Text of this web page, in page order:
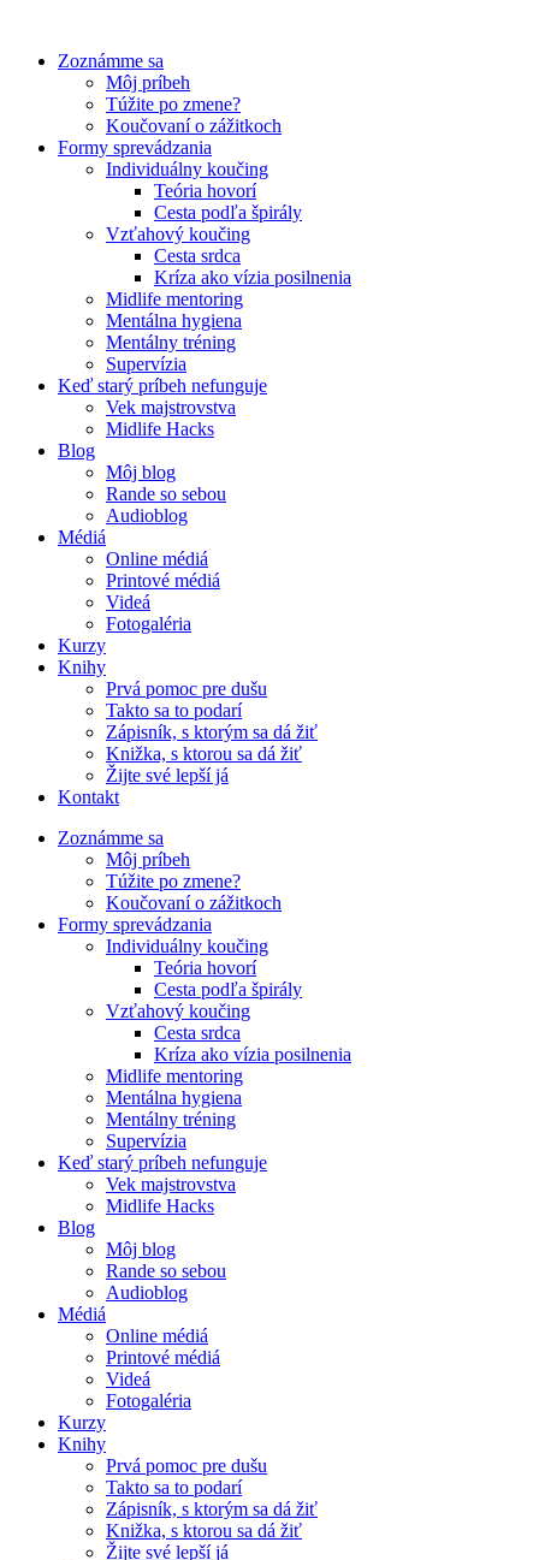
obsah
Zoznámme sa
Môj príbeh
Túžite po zmene?
Koučovaní o zážitkoch
Formy sprevádzania
Individuálny koučing
Teória hovorí
Cesta podľa špirály
Vzťahový koučing
Cesta srdca
Kríza ako vízia posilnenia
Midlife mentoring
Mentálna hygiena
Mentálny tréning
Supervízia
Keď starý príbeh nefunguje
Vek majstrovstva
Midlife Hacks
Blog
Môj blog
Rande so sebou
Audioblog
Médiá
Online médiá
Printové médiá
Videá
Fotogaléria
Kurzy
Knihy
Prvá pomoc pre dušu
Takto sa to podarí
Zápisník, s ktorým sa dá žiť
Knižka, s ktorou sa dá žiť
Žijte své lepší já
Kontakt
Zoznámme sa
Môj príbeh
Túžite po zmene?
Koučovaní o zážitkoch
Formy sprevádzania
Individuálny koučing
Teória hovorí
Cesta podľa špirály
Vzťahový koučing
Cesta srdca
Kríza ako vízia posilnenia
Midlife mentoring
Mentálna hygiena
Mentálny tréning
Supervízia
Keď starý príbeh nefunguje
Vek majstrovstva
Midlife Hacks
Blog
Môj blog
Rande so sebou
Audioblog
Médiá
Online médiá
Printové médiá
Videá
Fotogaléria
Kurzy
Knihy
Prvá pomoc pre dušu
Takto sa to podarí
Zápisník, s ktorým sa dá žiť
Knižka, s ktorou sa dá žiť
Žijte své lepší já